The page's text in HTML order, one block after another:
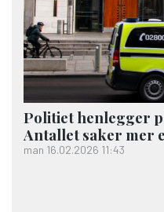
Politiet henlegger
Antallet saker mer
man 16.02.2026 11:43